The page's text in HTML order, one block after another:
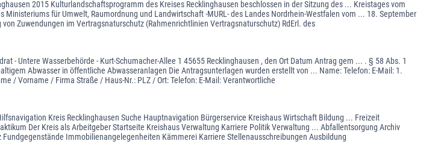
2015 Kulturlandschaftsprogramm des Kreises Recklinghausen beschlossen in der Sitzung des ... Kreistages vom
Ministeriums für Umwelt, Raumordnung und Landwirtschaft -MURL- des Landes Nordrhein-Westfalen vom ... 18. September
Zuwendungen im Vertragsnaturschutz (Rahmenrichtlinien Vertragsnaturschutz) RdErl. des
- Untere Wasserbehörde - Kurt-Schumacher-Allee 1 45655 Recklinghausen , den Ort Datum Antrag gem ... . § 58 Abs. 1
Abwasser in öffentliche Abwasseranlagen Die Antragsunterlagen wurden erstellt von ... Name: Telefon: E-Mail: 1.
/ Vorname / Firma Straße / Haus-Nr.: PLZ / Ort: Telefon: E-Mail: Verantwortliche
Kreis Recklinghausen Suche Hauptnavigation Bürgerservice Kreishaus Wirtschaft Bildung ... Freizeit
Der Kreis als Arbeitgeber Startseite Kreishaus Verwaltung Karriere Politik Verwaltung ... Abfallentsorgung Archiv
Immobilienangelegenheiten Kämmerei Karriere Stellenausschreibungen Ausbildung